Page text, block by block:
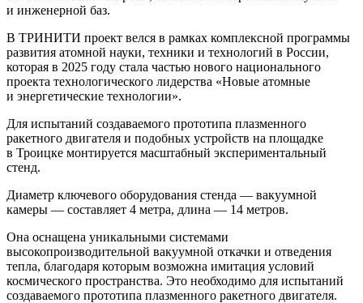
и инженерной баз.
В ТРИНИТИ проект велся в рамках комплексной программы
развития атомной науки, техники и технологий в России,
которая в 2025 году стала частью нового национального
проекта технологического лидерства «Новые атомные
и энергетические технологии».
Для испытаний создаваемого прототипа плазменного
ракетного двигателя и подобных устройств на площадке
в Троицке монтируется масштабный экспериментальный
стенд.
Диаметр ключевого оборудования стенда — вакуумной
камеры — составляет 4 метра, длина — 14 метров.
Она оснащена уникальными системами
высокопроизводительной вакуумной откачки и отведения
тепла, благодаря которым возможна имитация условий
космического пространства. Это необходимо для испытаний
создаваемого прототипа плазменного ракетного двигателя.